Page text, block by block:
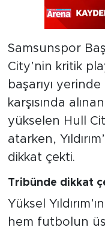
Samsunspor
City’nin kritik
başarıyı
karşısında
yükselen Hull
atarken,
dikkat çekti.
Tribünde dikkat
Yüksel
hem futbolun